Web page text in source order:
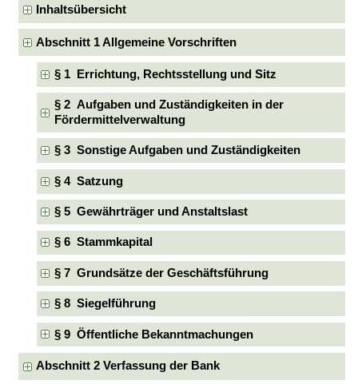
Inhaltsübersicht
Abschnitt 1 Allgemeine Vorschriften
§ 1 Errichtung, Rechtsstellung und Sitz
§ 2 Aufgaben und Zuständigkeiten in der
Fördermittelverwaltung
§ 3 Sonstige Aufgaben und Zuständigkeiten
§ 4 Satzung
§ 5 Gewährträger und Anstaltslast
§ 6 Stammkapital
§ 7 Grundsätze der Geschäftsführung
§ 8 Siegelführung
§ 9 Öffentliche Bekanntmachungen
Abschnitt 2 Verfassung der Bank